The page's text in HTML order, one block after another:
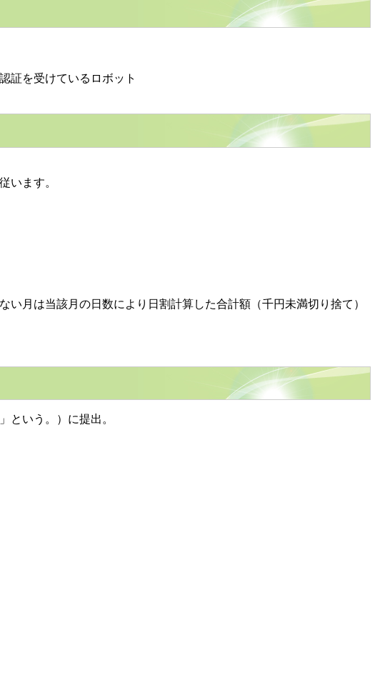
証を受けているロボット
います。
月は当該月の日数により日割計算した合計額（千円未満切り捨て）
という。）に提出。